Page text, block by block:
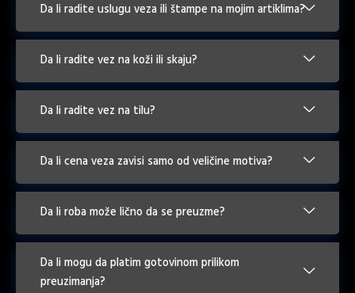
Da li radite uslugu veza ili štampe na mojim artiklima?
Da li radite vez na koži ili skaju?
Da li radite vez na tilu?
Da li cena veza zavisi samo od veličine motiva?
Da li roba može lično da se preuzme?
Da li mogu da platim gotovinom prilikom
preuzimanja?